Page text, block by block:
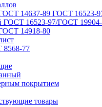
14637-89 ГОСТ 16523-
ГОСТ 16523-97/ГОСТ
14918-80
77
покрытием
товары